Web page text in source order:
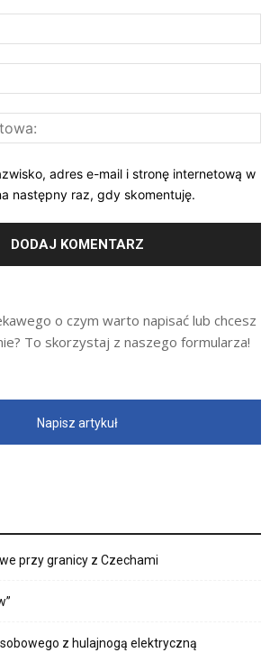
adres e-mail i stronę internetową w
następny raz, gdy skomentuję.
o czym warto napisać lub chcesz
To skorzystaj z naszego formularza!
Napisz artykuł
przy granicy z Czechami
z hulajnogą elektryczną